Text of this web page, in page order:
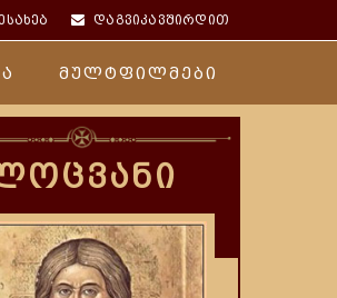
დაგვიკავშირდით
მულტფილმები